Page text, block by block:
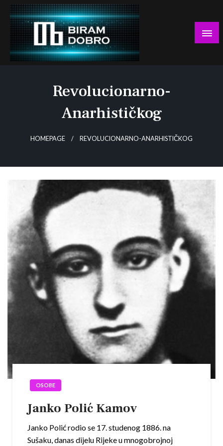
Skip
content
Revolucionarno-
Anarhističkog
HOMEPAGE REVOLUCIONARNO-ANARHISTIČKOG
OSOBE
Janko Polić Kamov
Janko Polić rodio se 17. studenog 1886. na
Sušaku, danas dijelu Rijeke u mnogobrojnoj